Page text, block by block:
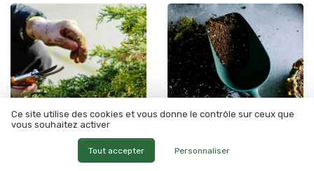
• 10/01/2025
Outils motorisés
Ce site utilise des cookies et vous donne le contrôle sur ceux que
vous souhaitez activer
Tout accepter Personnaliser